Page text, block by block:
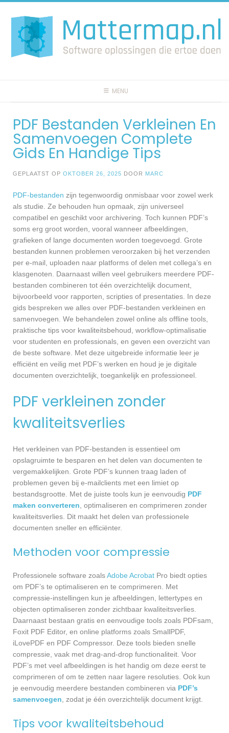
naar
inhoud
MENU
PDF Bestanden Verkleinen En
Samenvoegen Complete
Gids En Handige Tips
GEPLAATST OP OKTOBER 26, 2025 DOOR MARC
PDF-bestanden zijn tegenwoordig onmisbaar voor zowel werk
als studie. Ze behouden hun opmaak, zijn universeel
compatibel en geschikt voor archivering. Toch kunnen PDF’s
soms erg groot worden, vooral wanneer afbeeldingen,
grafieken of lange documenten worden toegevoegd. Grote
bestanden kunnen problemen veroorzaken bij het verzenden
per e-mail, uploaden naar platforms of delen met collega’s en
klasgenoten. Daarnaast willen veel gebruikers meerdere PDF-
bestanden combineren tot één overzichtelijk document,
bijvoorbeeld voor rapporten, scripties of presentaties. In deze
gids bespreken we alles over PDF-bestanden verkleinen en
samenvoegen. We behandelen zowel online als offline tools,
praktische tips voor kwaliteitsbehoud, workflow-optimalisatie
voor studenten en professionals, en geven een overzicht van
de beste software. Met deze uitgebreide informatie leer je
efficiënt en veilig met PDF’s werken en houd je je digitale
documenten overzichtelijk, toegankelijk en professioneel.
PDF verkleinen zonder
kwaliteitsverlies
Het verkleinen van PDF-bestanden is essentieel om
opslagruimte te besparen en het delen van documenten te
vergemakkelijken. Grote PDF’s kunnen traag laden of
problemen geven bij e-mailclients met een limiet op
bestandsgrootte. Met de juiste tools kun je eenvoudig PDF
maken converteren , optimaliseren en comprimeren zonder
kwaliteitsverlies. Dit maakt het delen van professionele
documenten sneller en efficiënter.
Methoden voor compressie
Professionele software zoalsAdobe Acrobat Pro biedt opties
om PDF’s te optimaliseren en te comprimeren. Met
compressie-instellingen kun je afbeeldingen, lettertypes en
objecten optimaliseren zonder zichtbaar kwaliteitsverlies.
Daarnaast bestaan gratis en eenvoudige tools zoals PDFsam,
Foxit PDF Editor, en online platforms zoals SmallPDF,
iLovePDF en PDF Compressor. Deze tools bieden snelle
compressie, vaak met drag-and-drop functionaliteit. Voor
PDF’s met veel afbeeldingen is het handig om deze eerst te
comprimeren of om te zetten naar lagere resoluties. Ook kun
je eenvoudig meerdere bestanden combineren via PDF’s
samenvoegen , zodat je één overzichtelijk document krijgt.
Tips voor kwaliteitsbehoud